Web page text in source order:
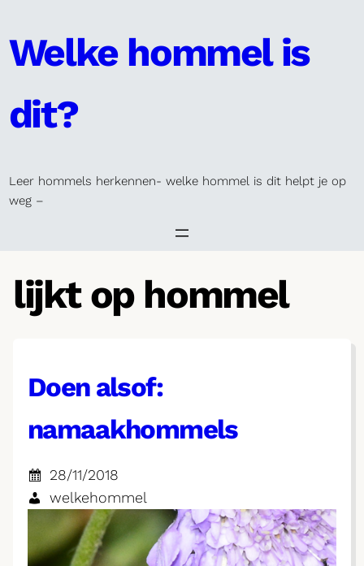
content
Welke hommel is
dit?
Leer hommels herkennen- welke hommel is dit helpt je op
weg –
lijkt op hommel
Doen alsof:
namaakhommels
28/11/2018
welkehommel